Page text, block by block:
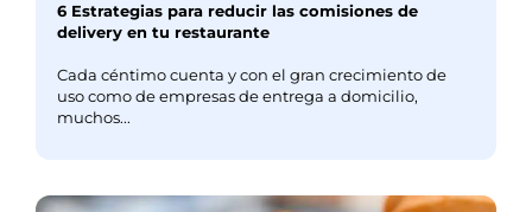
6 Estrategias para reducir las comisiones de
delivery en tu restaurante
Cada céntimo cuenta y con el gran crecimiento de
uso como de empresas de entrega a domicilio,
muchos...